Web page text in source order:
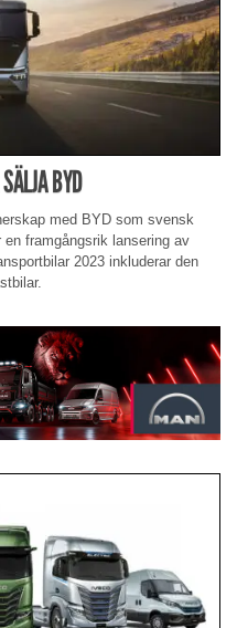
BYD
med BYD som svensk
framgångsrik lansering av
2023 inkluderar den